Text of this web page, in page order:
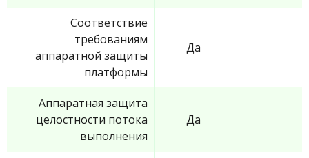
Соответствие
требованиям
аппаратной защиты
платформы
Да
Аппаратная защита
целостности потока
выполнения
Да